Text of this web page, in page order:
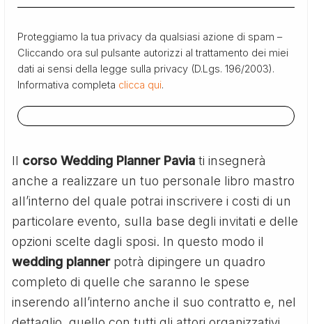
Proteggiamo la tua privacy da qualsiasi azione di spam –
Cliccando ora sul pulsante autorizzi al trattamento dei miei
dati ai sensi della legge sulla privacy (D.Lgs. 196/2003).
Informativa completa clicca qui.
Il corso Wedding Planner Pavia ti insegnerà
anche a realizzare un tuo personale libro mastro
all’interno del quale potrai inscrivere i costi di un
particolare evento, sulla base degli invitati e delle
opzioni scelte dagli sposi. In questo modo il
wedding plannerpotrà dipingere un quadro
completo di quelle che saranno le spese
inserendo all’interno anche il suo contratto e, nel